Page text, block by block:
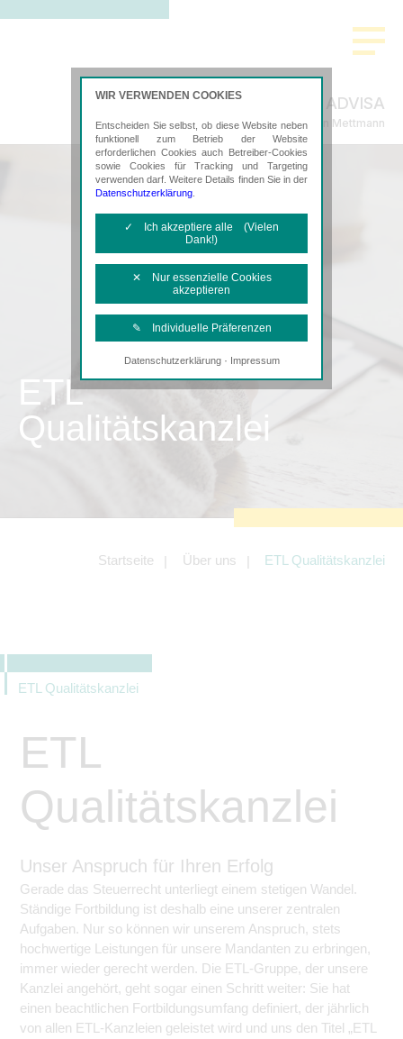
Strehlke & ADVISA
Steuerberatung in Mettmann
ETL
Qualitätskanzlei
Startseite Über uns ETL Qualitätskanzlei
ETL Qualitätskanzlei
ETL
Qualitätskanzlei
Unser Anspruch für Ihren Erfolg
Gerade das Steuerrecht unterliegt einem stetigen Wandel.
Ständige Fortbildung ist deshalb eine unserer zentralen
Aufgaben. Nur so können wir unserem Anspruch, stets
hochwertige Leistungen für unsere Mandanten zu erbringen,
immer wieder gerecht werden. Die ETL-Gruppe, der unsere
Kanzlei angehört, geht sogar einen Schritt weiter: Sie hat
einen beachtlichen Fortbildungsumfang definiert, der jährlich
von allen ETL-Kanzleien geleistet wird und uns den Titel „ETL
WIR VERWENDEN COOKIES
Entscheiden Sie selbst, ob diese Website neben
funktionell zum Betrieb der Website
erforderlichen Cookies auch Betreiber-Cookies
sowie Cookies für Tracking und Targeting
verwenden darf. Weitere Details finden Sie in der
Datenschutzerklärung
✓ Ich akzeptiere alle (Vielen
Dank!)
✕ Nur essenzielle Cookies
akzeptieren
✎ Individuelle Präferenzen
Notwendige Cookies
Diese Cookies sind erforderlich, um die
Tracking- und Targeting-Cookies
Angebotes einschließlich der
Angeboten von z.B. Facebook und
LinkedIn.
können.
Datenschutzerklärung· Impressum